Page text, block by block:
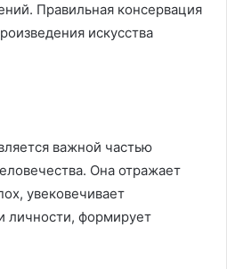
Правильная консервация
искусства
важной частью
Она отражает
увековечивает
личности, формирует